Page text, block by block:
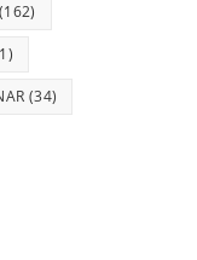
(162)
(34)